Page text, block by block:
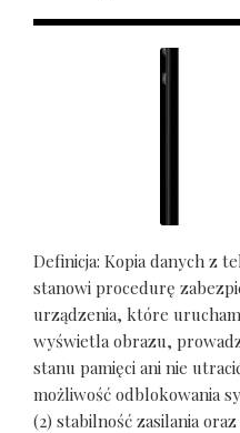
Definicja: Kopia danych z
stanowi procedurę
urządzenia, które
wyświetla obrazu,
stanu pamięci ani nie
możliwość odblokowania
(2) stabilność zasilania oraz